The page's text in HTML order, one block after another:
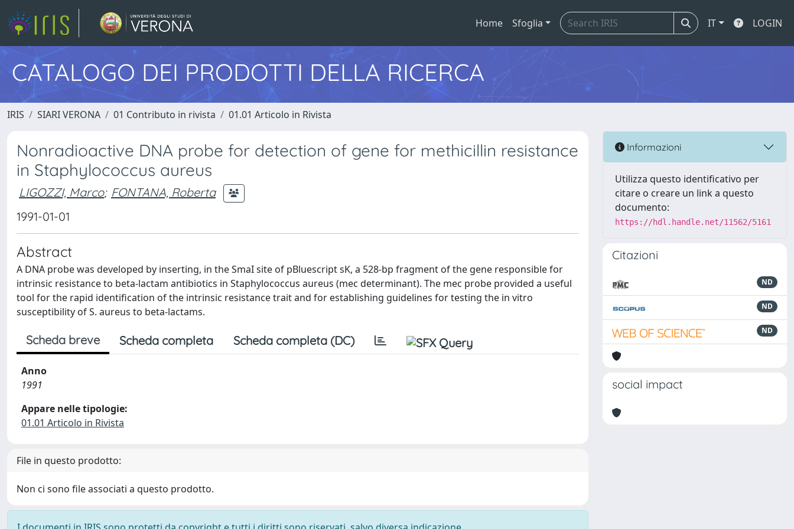
Home Sfoglia IT LOGIN
CATALOGO DEI PRODOTTI DELLA RICERCA
IRIS SIARI VERONA 01 Contributo in rivista 01.01 Articolo in Rivista
Nonradioactive DNA probe for detection of gene for methicillin resistance
in Staphylococcus aureus
LIGOZZI, Marco; FONTANA, Roberta
1991-01-01
Abstract
A DNA probe was developed by inserting, in the SmaI site of pBluescript sK, a 528-bp fragment of the gene responsible for
intrinsic resistance to beta-lactam antibiotics in Staphylococcus aureus (mec determinant). The mec probe provided a useful
tool for the rapid identification of the intrinsic resistance trait and for establishing guidelines for testing the in vitro
susceptibility of S. aureus to beta-lactams.
Scheda breve Scheda completa Scheda completa (DC)
Anno
1991
Appare nelle tipologie:
01.01 Articolo in Rivista
File in questo prodotto:
Non ci sono file associati a questo prodotto.
Informazioni
Utilizza questo identificativo per
citare o creare un link a questo
documento:
https://hdl.handle.net/11562/5161
Citazioni
ND
ND
ND
social impact